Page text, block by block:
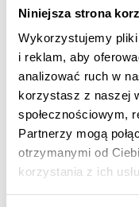
Niniejsza strona
Wykorzystujemy
i reklam, aby
analizować ruch w
korzystasz z naszej
społecznościowym,
Partnerzy mogą
otrzymanymi od
korzystania z ich
N4 13 69,22
50,90
N4 15 67,81
N4 28 53,96